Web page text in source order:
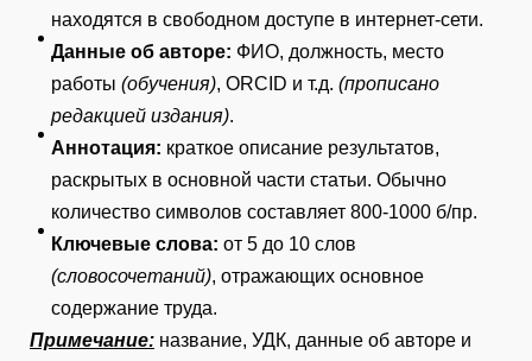
находятся в свободном доступе в интернет-сети.
Данные об авторе: ФИО, должность, место
работы (обучения), ORCID и т.д. (прописано
редакцией издания).
Аннотация: краткое описание результатов,
раскрытых в основной части статьи. Обычно
количество символов составляет 800-1000 б/пр.
Ключевые слова: от 5 до 10 слов
(словосочетаний), отражающих основное
содержание труда.
Примечание: название, УДК, данные об авторе и